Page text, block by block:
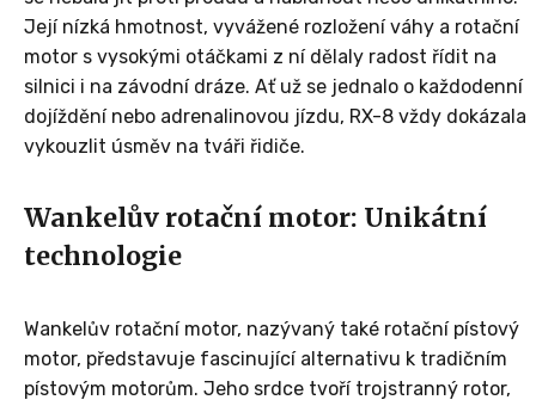
Její nízká hmotnost, vyvážené rozložení váhy a rotační
motor s vysokými otáčkami z ní dělaly radost řídit na
silnici i na závodní dráze. Ať už se jednalo o každodenní
dojíždění nebo adrenalinovou jízdu, RX-8 vždy dokázala
vykouzlit úsměv na tváři řidiče.
Wankelův rotační motor: Unikátní
technologie
Wankelův rotační motor, nazývaný také rotační pístový
motor, představuje fascinující alternativu k tradičním
pístovým motorům. Jeho srdce tvoří trojstranný rotor,